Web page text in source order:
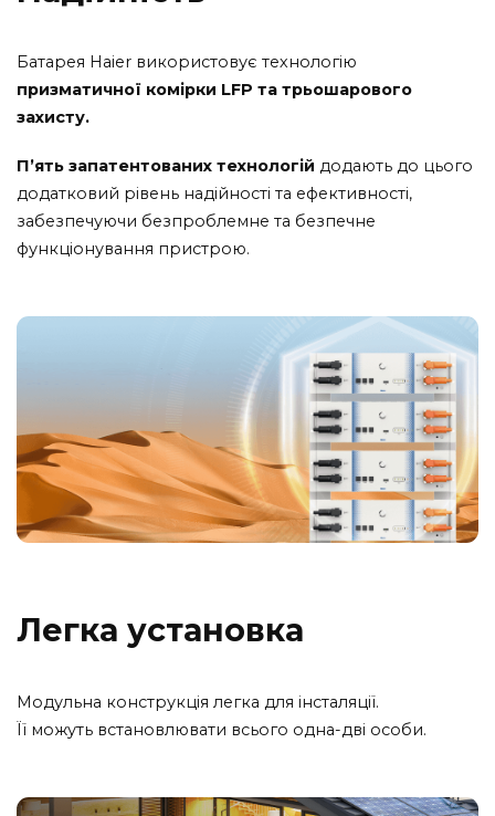
Батарея Haier використовує технологію
призматичної комірки LFP та трьошарового
захисту.
П’ять запатентованих технологій додають до цього
додатковий рівень надійності та ефективності,
забезпечуючи безпроблемне та безпечне
функціонування пристрою.
Легка установка
Модульна конструкція легка для інсталяції.
Її можуть встановлювати всього одна-дві особи.